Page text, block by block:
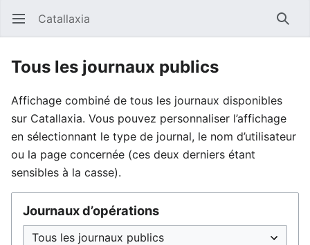
Ouvrir le menu principal Catallaxia
Tous les journaux publics
Affichage combiné de tous les journaux disponibles
sur Catallaxia. Vous pouvez personnaliser l’affichage
en sélectionnant le type de journal, le nom d’utilisateur
ou la page concernée (ces deux derniers étant
sensibles à la casse).
Journaux d’opérations